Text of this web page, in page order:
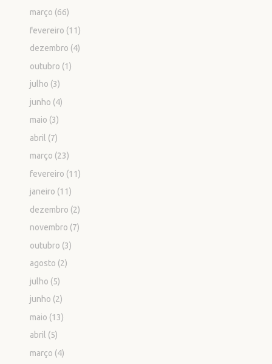
março (66)
fevereiro (11)
dezembro (4)
outubro (1)
julho (3)
junho (4)
maio (3)
abril (7)
março (23)
fevereiro (11)
janeiro (11)
dezembro (2)
novembro (7)
outubro (3)
agosto (2)
julho (5)
junho (2)
maio (13)
abril (5)
março (4)